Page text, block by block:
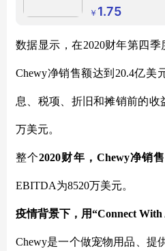
宠物清洁美容用品定
￥ 1.75
数据显示，在2020财年第四季
Chewy净销售额达到20.4亿美
息、税项、折旧和摊销前的收
万美元。
整个2020财年，Chewy净销
EBITDA为8520万美元。
疫情背景下，用“Connect
Chewy是一个做宠物用品、提